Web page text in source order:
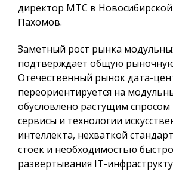
директор МТС в Новосибирской
Пахомов.
Заметный рост рынка
подтверждает общую
Отечественный рынок дата-
переориентируется на
обусловлено растущим
сервисы и технологии
интеллекта, нехваткой
стоек и необходимостью
развертывания IT-